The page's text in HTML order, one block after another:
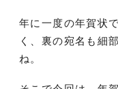
年に一度の年賀状
く、裏の宛名も細
ね。